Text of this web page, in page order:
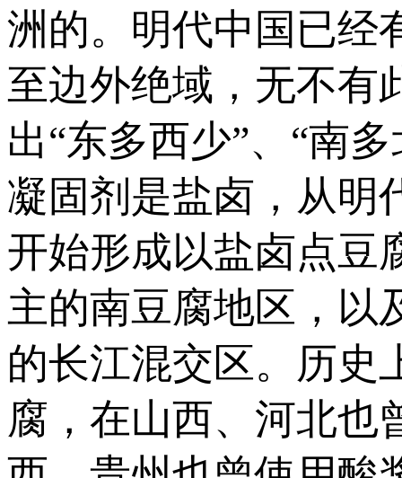
洲的。明代中国已经
至边外绝域，无不有
出“东多西少”、“南
凝固剂是盐卤，从明
开始形成以盐卤点豆
主的南豆腐地区，以
的长江混交区。历史
腐，在山西、河北也